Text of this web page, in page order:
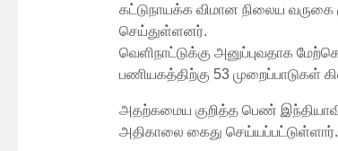
கட்டுநாயக்க விமான நிலைய
செய்துள்ளனர்.
வெளிநாட்டுக்கு அனுப்புவதாக
பணியகத்திற்கு 53 முறைப்பாடுகள்
அதற்கமைய குறித்த பெண்
அதிகாலை கைது செய்யப்பட்டுள்ளார்.